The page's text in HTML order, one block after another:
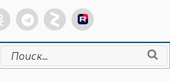
Искать: